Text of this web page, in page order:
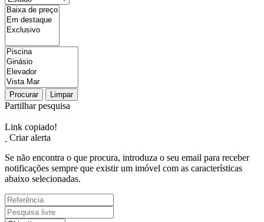
Procurar Limpar
Partilhar pesquisa
Link copiado!
Criar alerta
Se não encontra o que procura, introduza o seu email para receber
notificações sempre que existir um imóvel com as características
abaixo selecionadas.